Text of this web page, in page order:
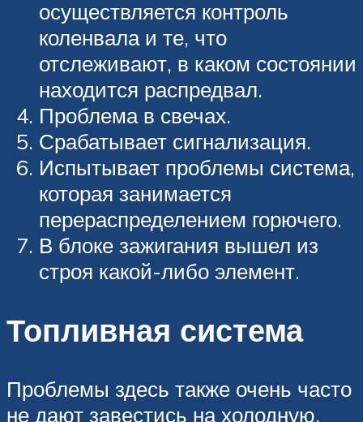
осуществляется контроль
коленвала и те, что
отслеживают, в каком состоянии
находится распредвал.
Проблема в свечах.
Срабатывает сигнализация.
Испытывает проблемы система,
которая занимается
перераспределением горючего.
В блоке зажигания вышел из
строя какой-либо элемент.
Топливная система
Проблемы здесь также очень часто
не дают завестись на холодную.